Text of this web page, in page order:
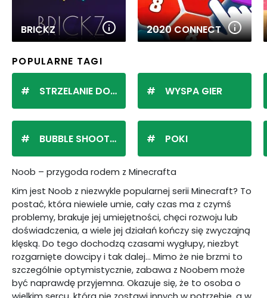
BRICKZ 2020 CONNECT
POPULARNE TAGI
STRZELANIE DO KULEK
BUBBLE SHOOTER
WYSPA GIER
POKI
Noob – przygoda rodem z Minecrafta
Kim jest Noob z niezwykle popularnej serii Minecraft? To
postać, która niewiele umie, cały czas ma z czymś
problemy, brakuje jej umiejętności, chęci rozwoju lub
doświadczenia, a wiele jej działań kończy się zwyczajną
klęską. Do tego dochodzą czasami wygłupy, niezbyt
rozgarnięte dowcipy i tak dalej… Mimo że nie brzmi to
szczególnie optymistycznie, zabawa z Noobem może
być naprawdę przyjemna. Okazuje się, że to osoba o